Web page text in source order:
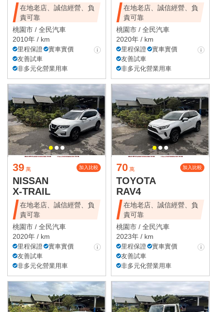
在地老店、誠信經營、負
責可靠
桃園市 / 全民汽車
2010年 / km
里程保證
實車實價
友善試車
非多元化營業用車
在地老店、誠信經營、負
責可靠
桃園市 / 全民汽車
2020年 / km
里程保證
實車實價
友善試車
非多元化營業用車
39 萬 加入比較
NISSAN
X-TRAIL
在地老店、誠信經營、負
責可靠
桃園市 / 全民汽車
2020年 / km
里程保證
實車實價
友善試車
非多元化營業用車
70 萬 加入比較
TOYOTA
RAV4
在地老店、誠信經營、負
責可靠
桃園市 / 全民汽車
2023年 / km
里程保證
實車實價
友善試車
非多元化營業用車